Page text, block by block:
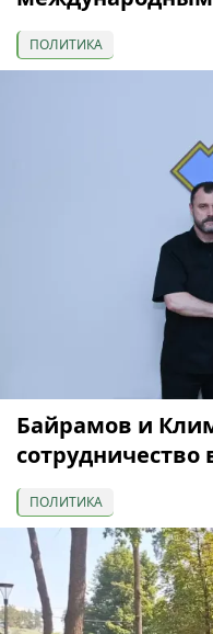
ПОЛИТИКА
Байрамов и
сотрудничество
ПОЛИТИКА